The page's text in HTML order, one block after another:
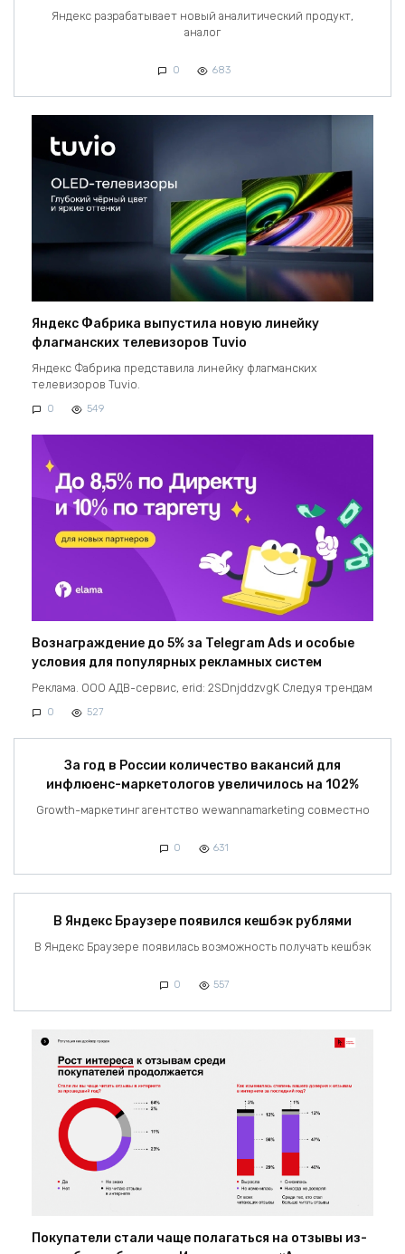
Яндекс разрабатывает новый аналитический продукт,
аналог
0 683
Яндекс Фабрика выпустила новую линейку
флагманских телевизоров Tuvio
Яндекс Фабрика представила линейку флагманских
телевизоров Tuvio.
0 549
Вознаграждение до 5% за Telegram Ads и особые
условия для популярных рекламных систем
Реклама. ООО АДВ-сервис, erid: 2SDnjddzvgK Следуя трендам
0 527
За год в России количество вакансий для
инфлюенс-маркетологов увеличилось на 102%
Growth-маркетинг агентство wewannamarketing совместно
0 631
В Яндекс Браузере появился кешбэк рублями
В Яндекс Браузере появилась возможность получать кешбэк
0 557
Покупатели стали чаще полагаться на отзывы из-